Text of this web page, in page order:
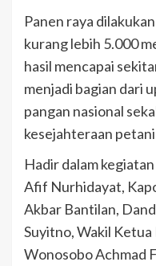
Panen raya
kurang lebih 5.000
hasil mencapai
menjadi bagian dari
pangan nasional
kesejahteraan
Hadir dalam
Afif Nurhidayat,
Akbar Bantilan,
Suyitno, Wakil
Wonosobo Achmad